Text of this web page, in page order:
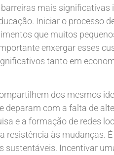
mais significativas
Iniciar o processo
que muitos
enxergar esses
tanto em
dos mesmos
deparam com a falta de
e a formação de redes
resistência às mudanças.
sustentáveis. Incentivar